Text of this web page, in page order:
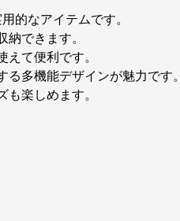
的なアイテムです。
できます。
て便利です。
多機能デザインが魅力です。
楽しめます。